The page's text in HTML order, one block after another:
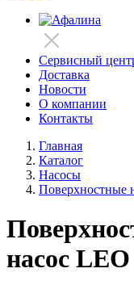
Сервисный
Доставка
Новости
О компании
Контакты
Главная
Каталог
Насосы
Поверхностные
насос